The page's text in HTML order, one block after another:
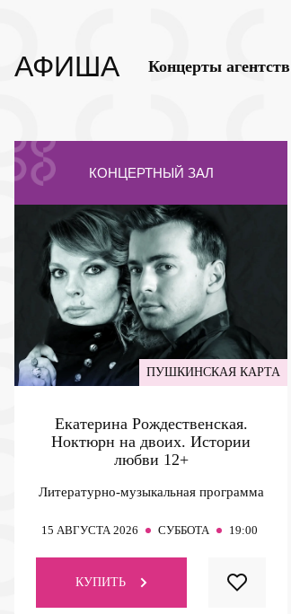
АФИША Концерты агентств
КОНЦЕРТНЫЙ ЗАЛ
ПУШКИНСКАЯ КАРТА
Екатерина Рождественская.
Ноктюрн на двоих. Истории
любви 12+
Литературно-музыкальная программа
15 АВГУСТА 2026 СУББОТА 19:00
КУПИТЬ